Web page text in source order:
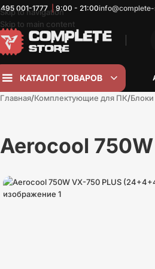
Skip to navigation
Skip to main content
001-1777 | 9:00 - 21:00
КАТАЛОГ ТОВАРОВ
Главная Комплектующие для ПК
Aerocool